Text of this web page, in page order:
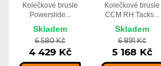
Kolečkové brusle
Powerslide...
Skladem
6 580 Kč
4 429 Kč
Kolečkové brusle
CCM RH Tacks...
Skladem
6 891 Kč
5 168 Kč